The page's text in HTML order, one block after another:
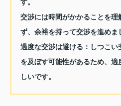
す。
交渉には時間がかかることを理
ず、余裕を持って交渉を進めま
過度な交渉は避ける： しつこい
を及ぼす可能性があるため、適
しいです。